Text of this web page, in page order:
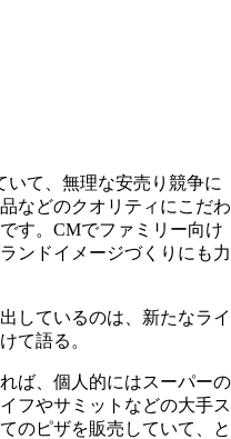
いて、無理な安売り競争に
などのクオリティにこだわ
す。CMでファミリー向け
ンドイメージづくりにも力
しているのは、新たなライ
て語る。
ば、個人的にはスーパーの
フやサミットなどの大手ス
のピザを販売していて、と